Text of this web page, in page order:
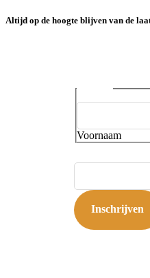
Altijd op de hoogte blijven van de
Voornaam
Inschrijven